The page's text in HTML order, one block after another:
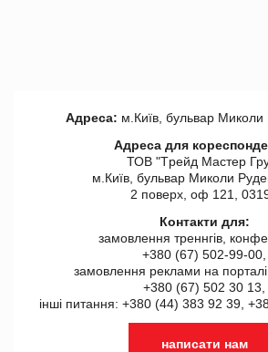
Адреса: м.Київ, бульвар
Адреса для
ТОВ "Tрейд Мастер
м.Київ, бульвар Миколи
2 поверх, оф 121,
Контакти для:
замовлення треннгів,
+380 (67) 502-99-00,
замовлення реклами на
+380 (67) 502 30 13,
інші питання: +380 (44) 383 92 39,
написати нам